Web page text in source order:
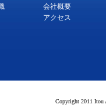
会社概要
アクセス
Copyright 2011 Itou